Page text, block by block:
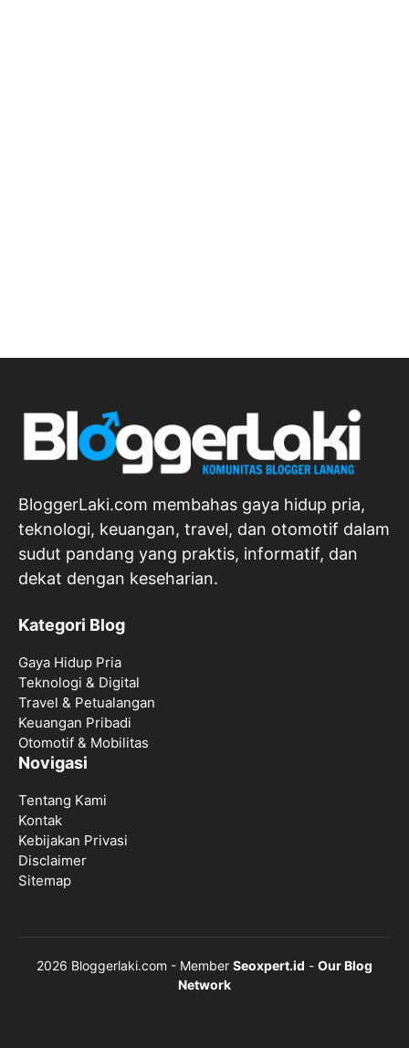
BloggerLaki.com membahas gaya hidup pria,
teknologi, keuangan, travel, dan otomotif dalam
sudut pandang yang praktis, informatif, dan
dekat dengan keseharian.
Kategori Blog
Gaya Hidup Pria
Teknologi & Digital
Travel & Petualangan
Keuangan Pribadi
Otomotif & Mobilitas
Novigasi
Tentang Kami
Kontak
Kebijakan Privasi
Disclaimer
Sitemap
2026 Bloggerlaki.com - Member Seoxpert.id - Our Blog
Network